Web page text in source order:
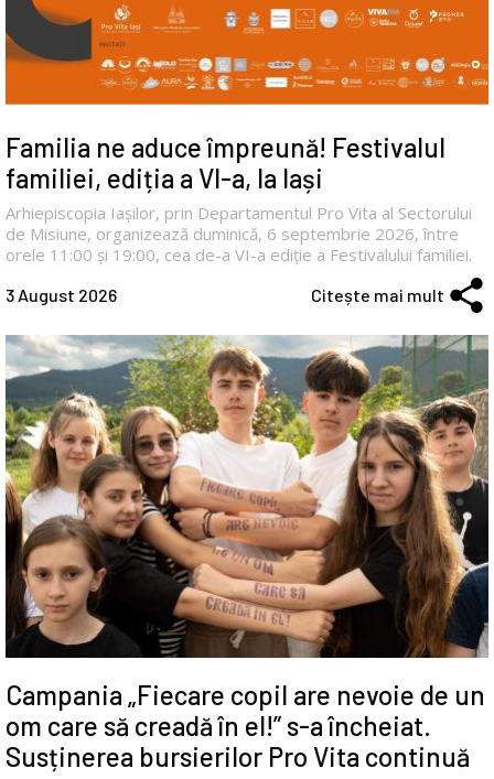
Familia ne aduce împreună! Festivalul
familiei, ediția a VI-a, la Iași
Arhiepiscopia Iașilor, prin Departamentul Pro Vita al Sectorului
de Misiune, organizează duminică, 6 septembrie 2026, între
orele 11:00 și 19:00, cea de-a VI-a ediție a Festivalului familiei.
3 August 2026 Citește mai mult
Campania „Fiecare copil are nevoie de un
om care să creadă în el!” s-a încheiat.
Susținerea bursierilor Pro Vita continuă